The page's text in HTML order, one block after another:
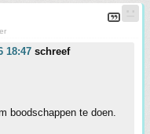
18:47 schreef
boodschappen te doen.